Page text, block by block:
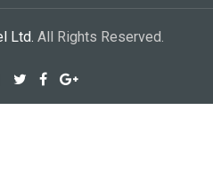
Ltd. All Rights Reserved.